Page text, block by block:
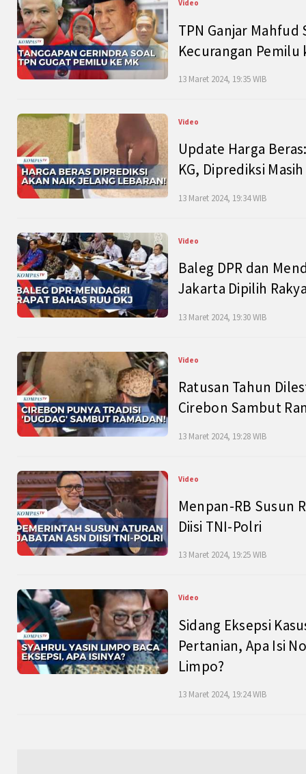
Video
TPN Ganjar Mahfud
Kecurangan Pemilu
13 Maret 2024, 19:35 WIB
Video
Update Harga
KG, Diprediksi
13 Maret 2024, 19:34 WIB
Video
Baleg DPR dan
Jakarta Dipilih
13 Maret 2024, 19:30 WIB
Video
Ratusan Tahun
Cirebon Sambut
13 Maret 2024, 19:28 WIB
Video
Menpan-RB Susun
Diisi TNI-Polri
13 Maret 2024, 19:25 WIB
Video
Sidang Eksepsi
Pertanian, Apa Isi
Limpo?
13 Maret 2024, 19:24 WIB